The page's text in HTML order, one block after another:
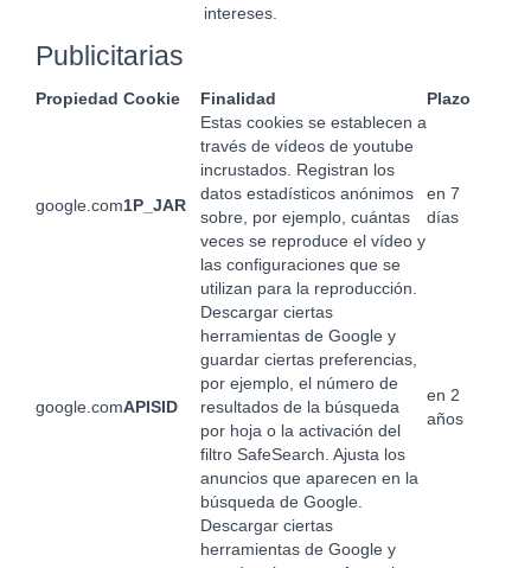
intereses.
Publicitarias
Propiedad Cookie Finalidad Plazo
google.com1P_JAR
Estas cookies se establecen a
través de vídeos de youtube
incrustados. Registran los
datos estadísticos anónimos
sobre, por ejemplo, cuántas
veces se reproduce el vídeo y
las configuraciones que se
utilizan para la reproducción.
en 7
días
google.comAPISID
Descargar ciertas
herramientas de Google y
guardar ciertas preferencias,
por ejemplo, el número de
resultados de la búsqueda
por hoja o la activación del
filtro SafeSearch. Ajusta los
anuncios que aparecen en la
búsqueda de Google.
en 2
años
Descargar ciertas
herramientas de Google y